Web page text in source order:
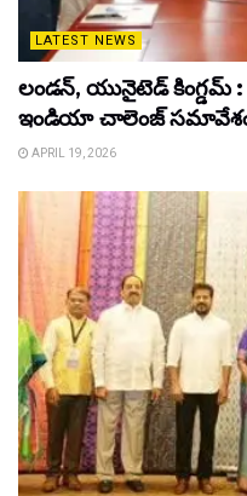
LATEST NEWS
లండన్, యునైటెడ్ కింగ్డమ్
ఇండియా చాలెంజ్
APRIL 19, 2026